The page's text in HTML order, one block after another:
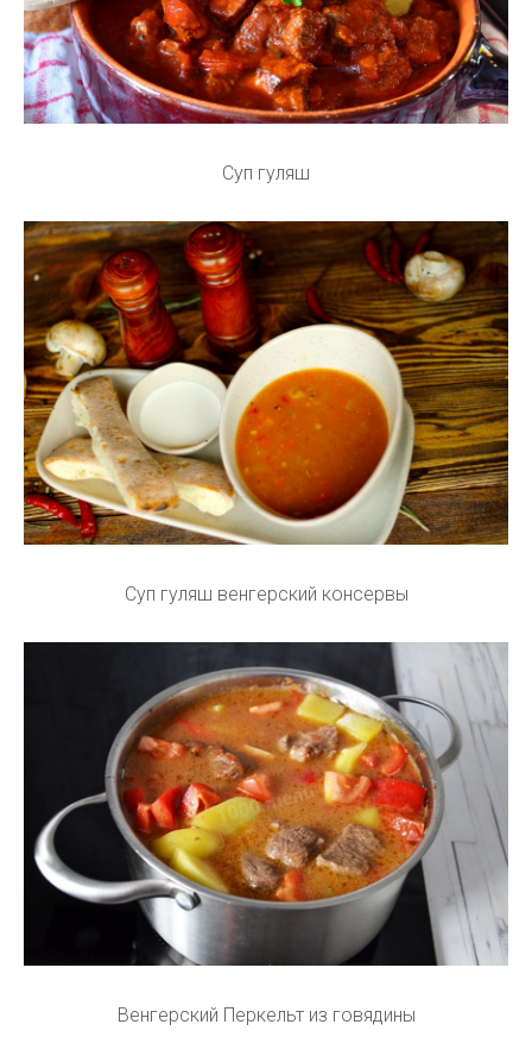
Суп гуляш
Суп гуляш венгерский консервы
Венгерский Перкельт из говядины